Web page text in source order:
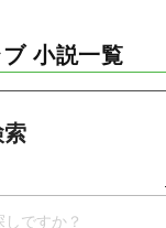
小説一覧